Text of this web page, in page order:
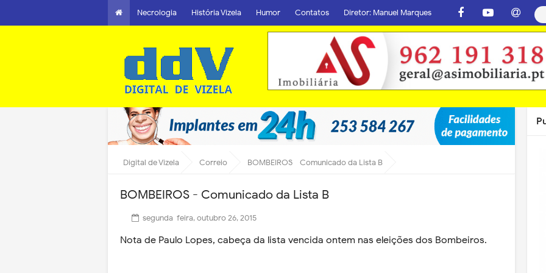
Necrologia História Vizela Humor Contatos Diretor: Manuel Marques
Digital de Vizela Correio BOMBEIROS - Comunicado da Lista B
BOMBEIROS - Comunicado da Lista B
segunda-feira, outubro 26, 2015
Nota de Paulo Lopes, cabeça da lista vencida ontem nas eleições dos Bombeiros.